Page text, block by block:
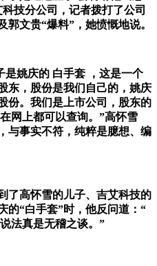
技分公司，记者拨打了公司
文贵“爆料”，她愤慨地说。
是姚庆的 白手套 ，这是一个
东，股份是我们自己的，姚庆
份。我们是上市公司，股东的
网上都可以查询。”高怀雪
与事实不符，纯粹是臆想、编
了高怀雪的儿子、吉艾科技的
的“白手套”时，他反问道：“
法真是无稽之谈。”